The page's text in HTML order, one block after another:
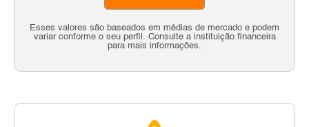
Esses valores são baseados em médias de mercado e podem
variar conforme o seu perfil. Consulte a instituição financeira
para mais informações.